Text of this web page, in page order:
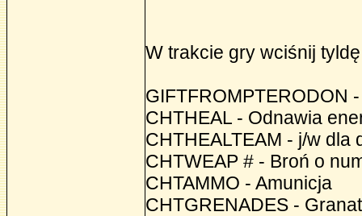
W trakcie gry wciśnij
GIFTFROMPTERODON
CHTHEAL - Odnawia
CHTHEALTEAM - j/w dla
CHTWEAP # - Broń o
CHTAMMO - Amunicja
CHTGRENADES -